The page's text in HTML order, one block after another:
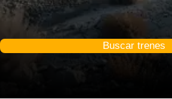
Buscar trenes